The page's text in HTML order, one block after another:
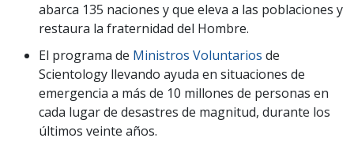
abarca 135 naciones y que eleva a las poblaciones y
restaura la fraternidad del Hombre.
El programa de Ministros Voluntarios de
Scientology llevando ayuda en situaciones de
emergencia a más de 10 millones de personas en
cada lugar de desastres de magnitud, durante los
últimos veinte años.